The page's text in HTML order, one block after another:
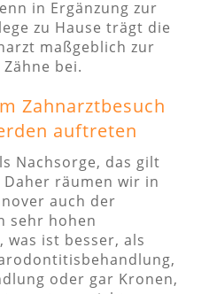
in Ergänzung zur
zu Hause trägt die
maßgeblich zur
bei.
Zahnarztbesuch
auftreten
Nachsorge, das gilt
räumen wir in
auch der
sehr hohen
was ist besser, als
oder gar Kronen,